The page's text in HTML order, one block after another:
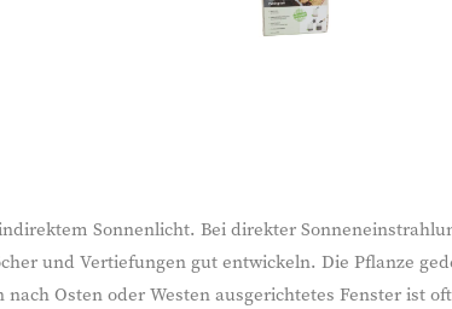
Sonnenlicht. Bei direkter
und Vertiefungen gut entwickeln. Die Pflanze
Osten oder Westen ausgerichtetes Fenster ist